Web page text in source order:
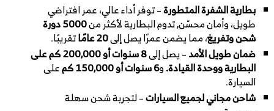
بطارية الشفرة المتطورة– توفر أداء عالي، عمر افتراضي
طويل، وأمان محسّن, تدوم البطارية لأكثر من
5000 دورة
شحن وتفريغ، مما يضمن عمرًا يصل إلى20 عامًا
تقريبًا.
ضمان طويل الأمد– يصل إلى8 سنوات أو 200,000 كم
على
البطارية ووحدة القيادة.و6 سنوات أو 150,000 كم
على
السيارة.
شاحن مجاني لجميع السيارات– لتجربة شحن سهلة